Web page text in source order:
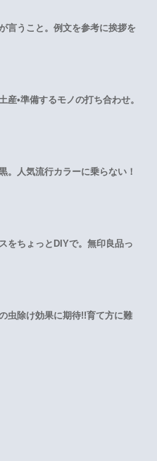
言うこと。例文を参考に挨拶を
産•準備するモノの打ち合わせ。
。人気流行カラーに乗らない！
をちょっとDIYで。無印良品っ
虫除け効果に期待!!育て方に難